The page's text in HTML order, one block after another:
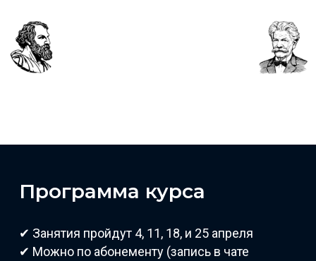
Программа курса
✔ Занятия пройдут 4, 11, 18, и 25 апреля
✔ Можно по абонементу (запись в чате